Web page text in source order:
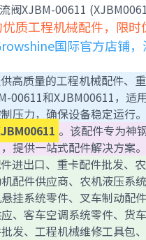
阀XJBM-00611
质工程机械配件，限时
国际官方店铺
高质量的工程机械配件、
00611和XJBM00611，
压力，确保设备稳定运行。
。该配件专为神
提供一站式配件解决方案。
进出口、重卡配件批发、
配件供应商、农机液压系
挂系统零件、叉车制动配
、客车空调系统零件、货
发、工程机械维修工具包